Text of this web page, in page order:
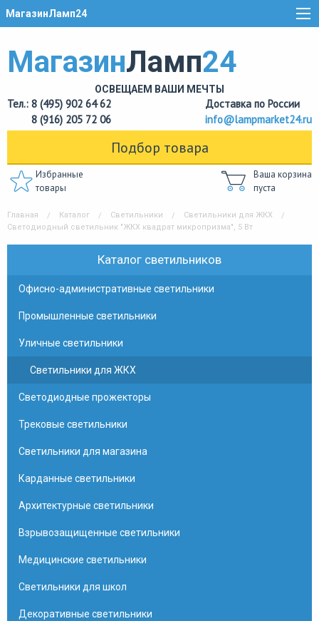
МагазинЛамп24
МагазинЛамп24
ОСВЕЩАЕМ ВАШИ МЕЧТЫ
Тел.: 8 (495) 902 64 62
8 (916) 205 72 06
Доставка по России
info@lampmarket24.ru
Подбор товара
Избранные
товары
Ваша корзина
пуста
Главная Каталог Светильники
Светильники для ЖКХ
Светодиодный светильник "ЖКХ квадрат микропризма", 5 Вт
Каталог светильников
Офисно-административные светильники
Промышленные светильники
Уличные светильники
Светильники для ЖКХ
Светодиодные прожекторы
Трековые светильники
Светильники для магазина
Карданные светильники
Архитектурные светильники
Взрывозащищенные светильники
Медицинские светильники
Светильники для школ
Декоративные светильники